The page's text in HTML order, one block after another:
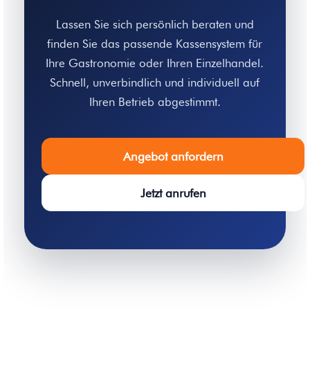
Lassen Sie sich persönlich beraten und
finden Sie das passende Kassensystem für
Ihre Gastronomie oder Ihren Einzelhandel.
Schnell, unverbindlich und individuell auf
Ihren Betrieb abgestimmt.
Angebot anfordern
Jetzt anrufen